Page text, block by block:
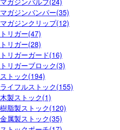
マガジンバンパー(35)
マガジンクリップ(12)
トリガー(47)
トリガー(28)
トリガーガード(16)
トリガーブロック(3)
ストック(194)
ライフルストック(155)
木製ストック(1)
樹脂製ストック(120)
金属製ストック(35)